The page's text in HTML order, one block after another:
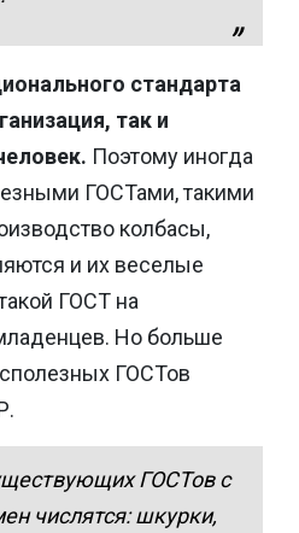
стандарта
так и
Поэтому иногда
ГОСТами, такими
колбасы,
и их веселые
ГОСТ на
Но больше
ГОСТов
ГОСТов с
числятся: шкурки,